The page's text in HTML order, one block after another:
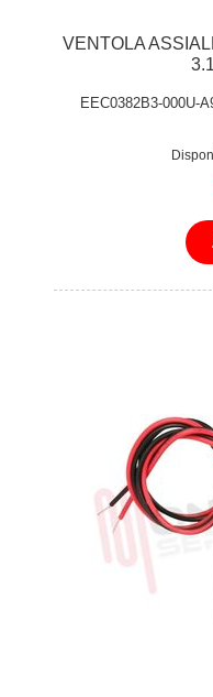
VENTOLA
EEC0382B3-000U-